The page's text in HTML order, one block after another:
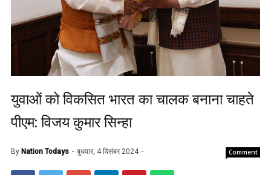
युवाओं को विकसित भारत का चालक बनाना चाहते
पीएम: विजय कुमार सिन्हा
By Nation Todays बुधवार, 4 दिसंबर 2024 Comment